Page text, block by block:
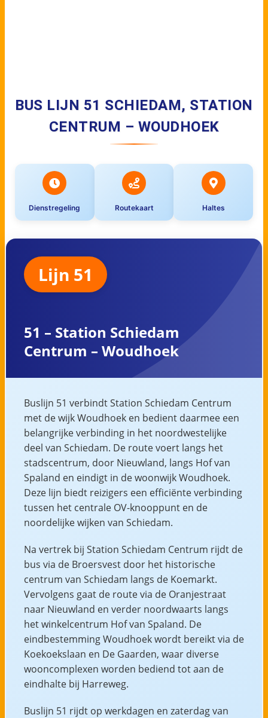
BUS LIJN 51 SCHIEDAM, STATION
CENTRUM – WOUDHOEK
Dienstregeling Routekaart Haltes
Lijn 51
51 – Station Schiedam
Centrum – Woudhoek
Buslijn 51 verbindt Station Schiedam Centrum
met de wijk Woudhoek en bedient daarmee een
belangrijke verbinding in het noordwestelijke
deel van Schiedam. De route voert langs het
stadscentrum, door Nieuwland, langs Hof van
Spaland en eindigt in de woonwijk Woudhoek.
Deze lijn biedt reizigers een efficiënte verbinding
tussen het centrale OV-knooppunt en de
noordelijke wijken van Schiedam.
Na vertrek bij Station Schiedam Centrum rijdt de
bus via de Broersvest door het historische
centrum van Schiedam langs de Koemarkt.
Vervolgens gaat de route via de Oranjestraat
naar Nieuwland en verder noordwaarts langs
het winkelcentrum Hof van Spaland. De
eindbestemming Woudhoek wordt bereikt via de
Koekoekslaan en De Gaarden, waar diverse
wooncomplexen worden bediend tot aan de
eindhalte bij Harreweg.
Buslijn 51 rijdt op werkdagen en zaterdag van